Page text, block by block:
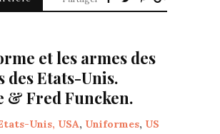
et les armes des
des Etats-Unis.
& Fred Funcken.
Unis, USA, Uniformes, US